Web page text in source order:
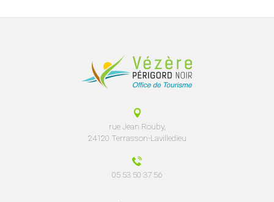
rue Jean Rouby,
24120 Terrasson-Lavilledieu
05 53 50 37 56